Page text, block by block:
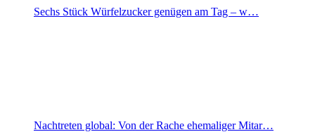
Sechs Stück Würfelzucker genügen am Tag – w…
Nachtreten global: Von der Rache ehemaliger Mitar…